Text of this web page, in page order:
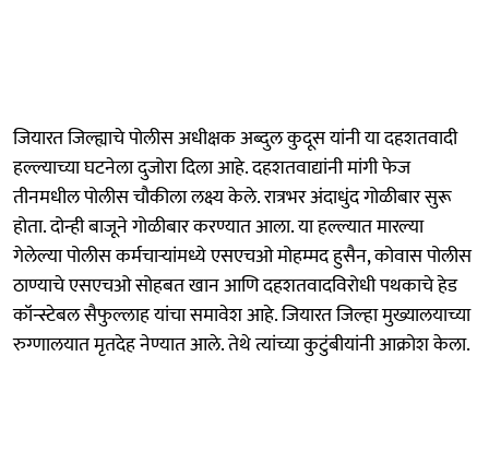
जियारत जिल्ह्याचे पोलीस अधीक्षक अब्दुल कुदूस यांनी या दहशतवादी
हल्ल्याच्या घटनेला दुजोरा दिला आहे. दहशतवाद्यांनी मांगी फेज
तीनमधील पोलीस चौकीला लक्ष्य केले. रात्रभर अंदाधुंद गोळीबार सुरू
होता. दोन्ही बाजूने गोळीबार करण्यात आला. या हल्ल्यात मारल्या
गेलेल्या पोलीस कर्मचाऱ्यांमध्ये एसएचओ मोहम्मद हुसैन, कोवास पोलीस
ठाण्याचे एसएचओ सोहबत खान आणि दहशतवादविरोधी पथकाचे हेड
कॉन्स्टेबल सैफुल्लाह यांचा समावेश आहे. जियारत जिल्हा मुख्यालयाच्या
रुग्णालयात मृतदेह नेण्यात आले. तेथे त्यांच्या कुटुंबीयांनी आक्रोश केला.